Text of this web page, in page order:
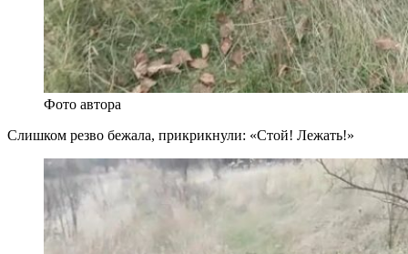
Фото автора
Слишком резво бежала, прикрикнули: «Стой! Лежать!»